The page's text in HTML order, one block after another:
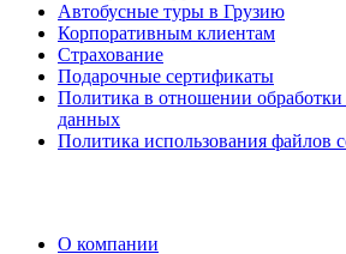
Автобусные туры в Грузию
Корпоративным клиентам
Страхование
Подарочные сертификаты
Политика в отношении
данных
Политика использования файлов
О компании